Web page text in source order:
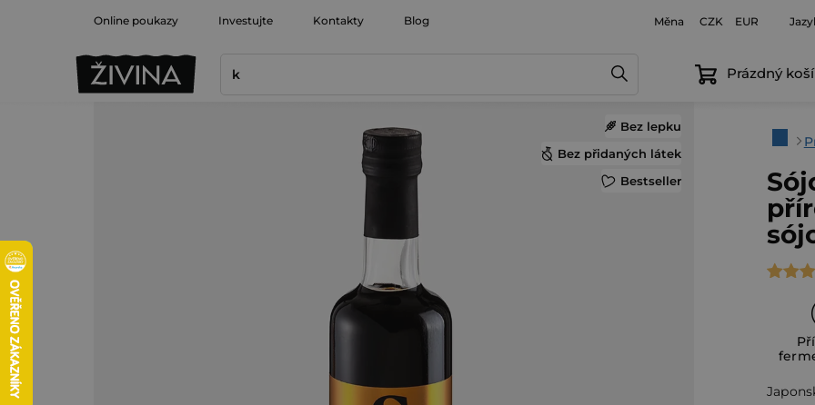
Online poukazy Investujte Kontakty Blog Měna CZK EUR
Prázdný
Domů
z
Bez lepku
Bez přidaných látek
Bestseller